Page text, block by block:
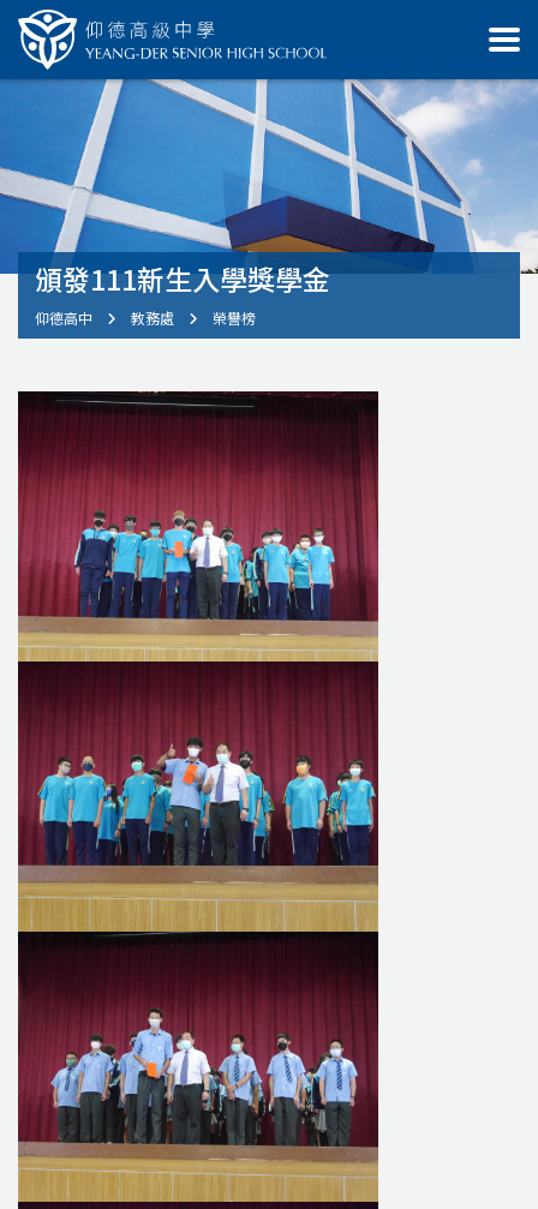
頒發111新生入學獎學金
仰德高中 教務處 榮譽榜